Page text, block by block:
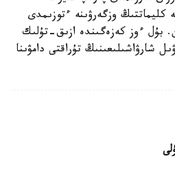
كليماتتىڭ وزگەرۋىنە ءتوزىمدى
بۇل ءوز كەزەگىندە ازىق-تۇلىك
شارۋاشىلىعىنىڭ تۇراقتى دامۋىنا